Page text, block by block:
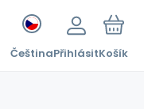
ČeštinaPřihlásitKošík